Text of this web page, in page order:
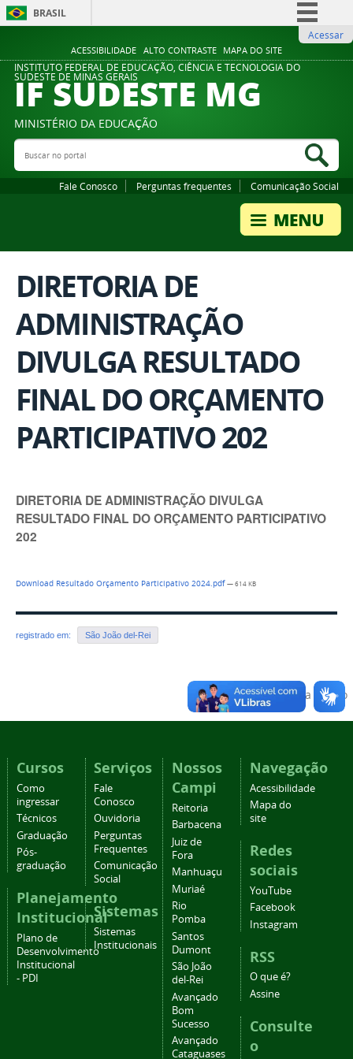
ACESSIBILIDADE ALTO CONTRASTE MAPA DO SITE
BRASIL
Comunica BR
Participe
Legislação
Acessar
INSTITUTO FEDERAL DE EDUCAÇÃO, CIÊNCIA E TECNOLOGIA DO
SUDESTE DE MINAS GERAIS
IF SUDESTE MG
MINISTÉRIO DA EDUCAÇÃO
Buscar no portal
Fale Conosco Perguntas frequentes Comunicação Social
DIRETORIA DE
ADMINISTRAÇÃO
DIVULGA RESULTADO
FINAL DO ORÇAMENTO
PARTICIPATIVO 202
DIRETORIA DE ADMINISTRAÇÃO DIVULGA
RESULTADO FINAL DO ORÇAMENTO PARTICIPATIVO
202
Download Resultado Orçamento Participativo 2024.pdf— 614 KB
registrado em: São João del-Rei
Voltar para o topo
Cursos
Como
ingressar
Técnicos
Graduação
Pós-
graduação
Planejamento
Institucional
Plano de
Desenvolvimento
Institucional
- PDI
Serviços
Fale
Conosco
Ouvidoria
Perguntas
Frequentes
Comunicação
Social
Sistemas
Sistemas
Institucionais
Nossos
Campi
Reitoria
Barbacena
Juiz de
Fora
Manhuaçu
Muriaé
Rio
Pomba
Santos
Dumont
São João
del-Rei
Avançado
Bom
Sucesso
Avançado
Cataguases
Navegação
Acessibilidade
Mapa do
site
Redes
sociais
YouTube
Facebook
Instagram
RSS
O que é?
Assine
Consulte
o